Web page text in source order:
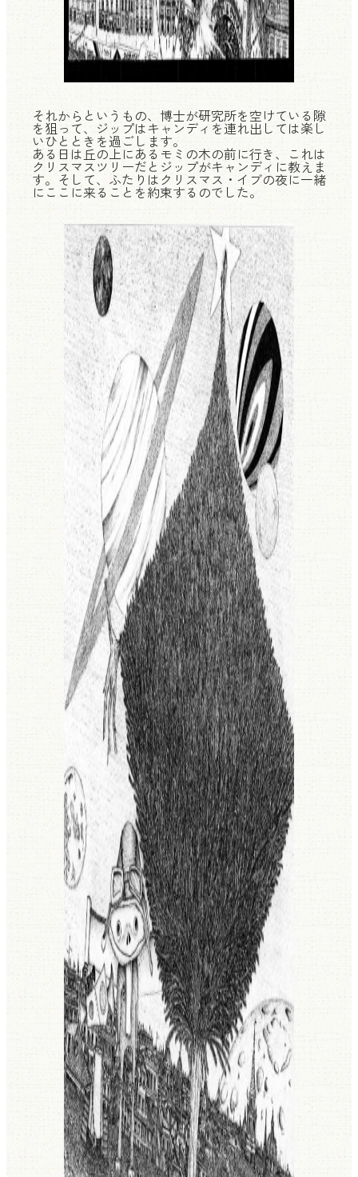
それからというもの、博士が研究所を空けている隙
を狙って、ジップはキャンディを連れ出しては楽し
いひとときを過ごします。
ある日は丘の上にあるモミの木の前に行き、これは
クリスマスツリーだとジップがキャンディに教えま
す。そして、ふたりはクリスマス・イブの夜に一緒
にここに来ることを約束するのでした。